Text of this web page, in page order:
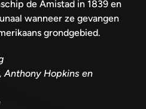
de Amistad in 1839 en
wanneer ze gevangen
grondgebied.
Anthony Hopkins en